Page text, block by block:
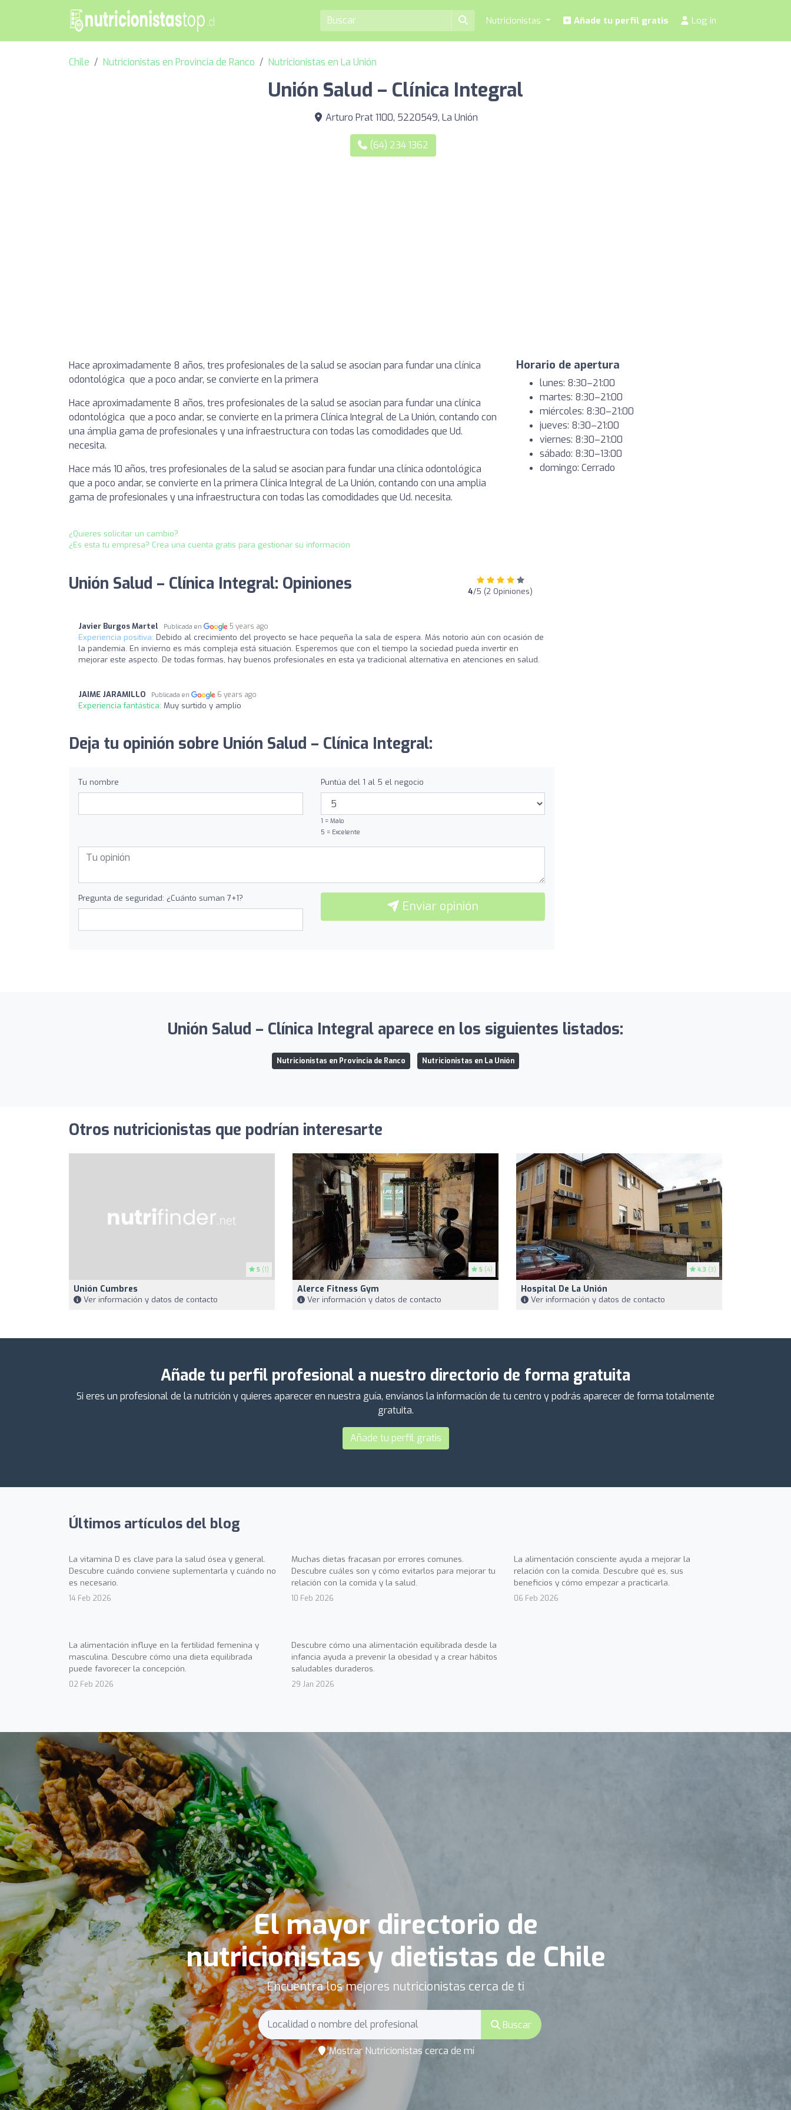
Nutricionistas Añade tu perfil gratis Log in
Chile Nutricionistas en Provincia de Ranco Nutricionistas en La Unión
Unión Salud – Clínica Integral
Arturo Prat 1100, 5220549, La Unión
(64) 234 1362
Hace aproximadamente 8 años, tres profesionales de la salud se asocian para fundar una clínica
odontológica que a poco andar, se convierte en la primera
Hace aproximadamente 8 años, tres profesionales de la salud se asocian para fundar una clínica
odontológica que a poco andar, se convierte en la primera Clínica Integral de La Unión, contando con
una ámplia gama de profesionales y una infraestructura con todas las comodidades que Ud.
necesita.
Hace más 10 años, tres profesionales de la salud se asocian para fundar una clínica odontológica
que a poco andar, se convierte en la primera Clínica Integral de La Unión, contando con una amplia
gama de profesionales y una infraestructura con todas las comodidades que Ud. necesita.
Horario de apertura
lunes: 8:30–21:00
martes: 8:30–21:00
miércoles: 8:30–21:00
jueves: 8:30–21:00
viernes: 8:30–21:00
sábado: 8:30–13:00
domingo: Cerrado
¿Quieres solicitar un cambio?
¿Es esta tu empresa? Crea una cuenta gratis para gestionar su información
Unión Salud – Clínica Integral: Opiniones 4/5 (2 Opiniones)
Javier Burgos Martel Publicada en 5 years ago
Experiencia positiva: Debido al crecimiento del proyecto se hace pequeña la sala de espera. Más notorio aún con ocasión de
la pandemia. En invierno es más compleja está situación. Esperemos que con el tiempo la sociedad pueda invertir en
mejorar este aspecto. De todas formas, hay buenos profesionales en esta ya tradicional alternativa en atenciones en salud.
JAIME JARAMILLO Publicada en 6 years ago
Experiencia fantástica: Muy surtido y amplio
Deja tu opinión sobre Unión Salud – Clínica Integral:
Tu nombre Puntúa del 1 al 5 el negocio
1 = Malo
5 = Excelente
Pregunta de seguridad: ¿Cuánto suman 7+1?
Enviar opinión
Unión Salud – Clínica Integral aparece en los siguientes listados:
Nutricionistas en Provincia de Ranco Nutricionistas en La Unión
Otros nutricionistas que podrían interesarte
5 (1)
Unión Cumbres
Ver información y datos de contacto
5 (4)
Alerce Fitness Gym
Ver información y datos de contacto
4.3 (3)
Hospital De La Unión
Ver información y datos de contacto
Añade tu perfil profesional a nuestro directorio de forma gratuita
Si eres un profesional de la nutrición y quieres aparecer en nuestra guía, envíanos la información de tu centro y podrás aparecer de forma totalmente
gratuita.
Añade tu perfil gratis
Últimos artículos del blog
La vitamina D es clave para la salud ósea y general.
Descubre cuándo conviene suplementarla y cuándo no
es necesario.
14 Feb 2026
Muchas dietas fracasan por errores comunes.
Descubre cuáles son y cómo evitarlos para mejorar tu
relación con la comida y la salud.
10 Feb 2026
La alimentación consciente ayuda a mejorar la
relación con la comida. Descubre qué es, sus
beneficios y cómo empezar a practicarla.
06 Feb 2026
La alimentación influye en la fertilidad femenina y
masculina. Descubre cómo una dieta equilibrada
puede favorecer la concepción.
02 Feb 2026
Descubre cómo una alimentación equilibrada desde la
infancia ayuda a prevenir la obesidad y a crear hábitos
saludables duraderos.
29 Jan 2026
El mayor directorio de
nutricionistas y dietistas de Chile
Encuentra los mejores nutricionistas cerca de ti
Buscar
Mostrar Nutricionistas cerca de mí